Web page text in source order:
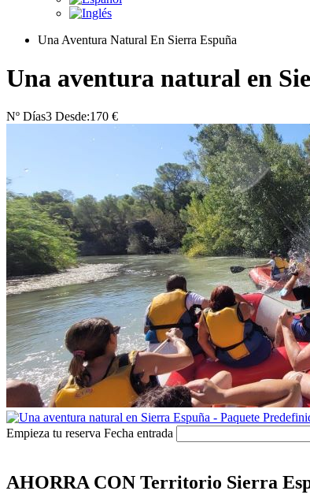
Una Aventura Natural En Sierra Espuña
Una aventura natural en
Nº Días3 Desde:170 €
Empieza tu reserva Fecha entrada
AHORRA CON Territorio Sierra